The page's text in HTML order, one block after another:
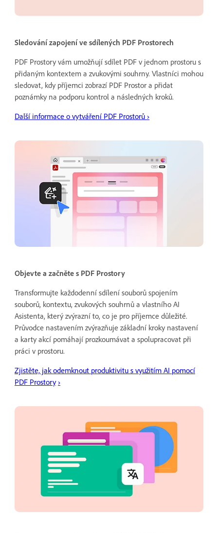
Sledování zapojení ve sdílených PDF Prostorech
PDF Prostory vám umožňují sdílet PDF v jednom prostoru s
přidaným kontextem a zvukovými souhrny. Vlastníci mohou
sledovat, kdy příjemci zobrazí PDF Prostor a přidat
poznámky na podporu kontrol a následných kroků.
Další informace o vytváření PDF Prostorů ›
Objevte a začněte s PDF Prostory
Transformujte každodenní sdílení souborů spojením
souborů, kontextu, zvukových souhrnů a vlastního AI
Asistenta, který zvýrazní to, co je pro příjemce důležité.
Průvodce nastavením zvýrazňuje základní kroky nastavení
a karty akcí pomáhají prozkoumávat a spolupracovat při
práci v prostoru.
Zjistěte, jak odemknout produktivitu s využitím AI pomocí
PDF Prostory ›